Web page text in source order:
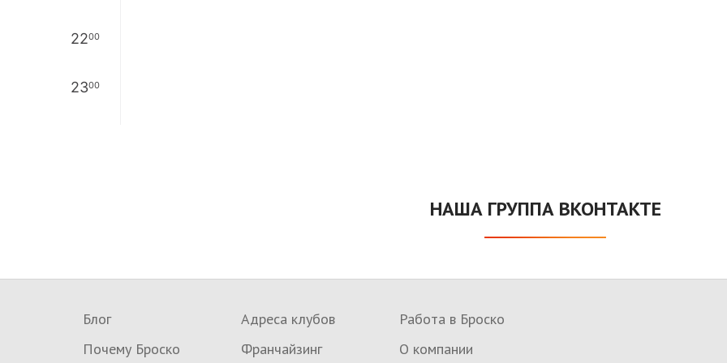
2200
2300
НАША ГРУППА ВКОНТАКТЕ
Блог
Почему Броско
Адреса клубов
Франчайзинг
Работа в Броско
О компании